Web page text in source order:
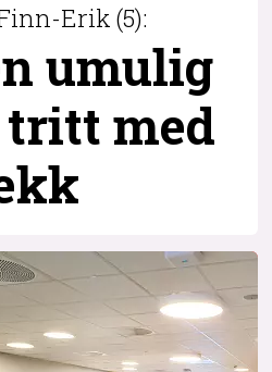
Erik (5):
umulig
tritt med